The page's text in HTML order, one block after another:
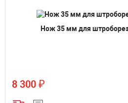
Нож 35 мм для
8 300 ₽